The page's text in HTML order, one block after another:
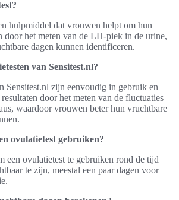
hulpmiddel dat vrouwen helpt om hun
door het meten van de LH-piek in de urine,
dagen kunnen identificeren.
van Sensitest.nl?
Sensitest.nl zijn eenvoudig in gebruik en
door het meten van de fluctuaties
waardoor vrouwen beter hun vruchtbare
ovulatietest gebruiken?
een ovulatietest te gebruiken rond de tijd
te zijn, meestal een paar dagen voor